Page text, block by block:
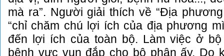
mà ra”. Người giải thích về “Địa
“chỉ chăm chú lợi ích của địa phương
đến lợi ích của toàn bộ. Làm việc ở
bênh vực vun đắp cho bộ phận ấy. Do